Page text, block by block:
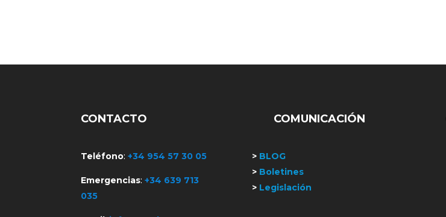
CONTACTO
Teléfono:+34 954 57 30 05
Emergencias:+34 639 713
035
COMUNICACIÓN
>BLOG
>Boletines
>Legislación